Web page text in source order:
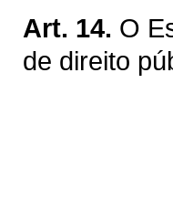
Art. 14. O
de direito